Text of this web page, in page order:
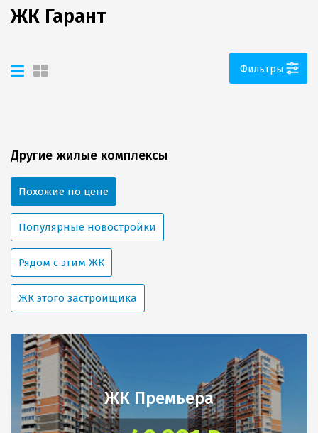
ЖК Гарант
Фильтры
Другие жилые комплексы
Похожие по цене
Популярные новостройки
Рядом с этим ЖК
ЖК этого застройщика
ЖК Премьера